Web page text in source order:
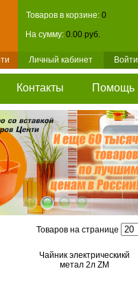
Товаров в корзине: 0
На сумму: 0.00 руб.
Личный кабинет Войти
Контакты Помощь
Товаров на странице
Чайник электрическикй
метал 2л ZM